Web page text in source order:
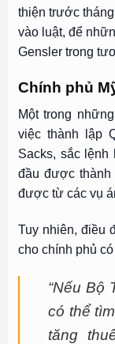
thiện trước
vào luật, để
Gensler trong
Chính phủ
Một trong
việc thành lập
Sacks, sắc lệnh
đầu được
được từ các vụ
Tuy nhiên, điều
cho chính phủ
“Nếu Bộ
có thể
tăng